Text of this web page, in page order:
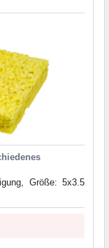
Größe: 5x3.5